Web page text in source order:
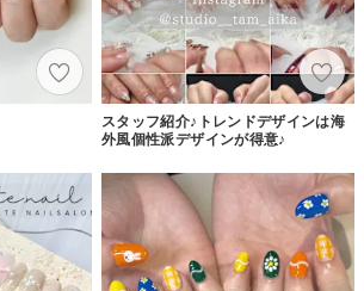
スタッフ紹介♪トレンドデザインは海
外風個性派デザインが得意♪